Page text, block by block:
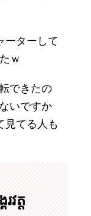
ーターして
ｗ
できたの
いですか
見てる人も
វត្ត